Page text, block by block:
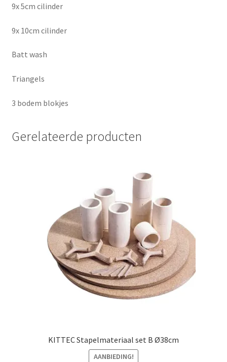
9x 5cm cilinder
9x 10cm cilinder
Batt wash
Triangels
3 bodem blokjes
Gerelateerde producten
KITTEC Stapelmateriaal set B Ø38cm
AANBIEDING!